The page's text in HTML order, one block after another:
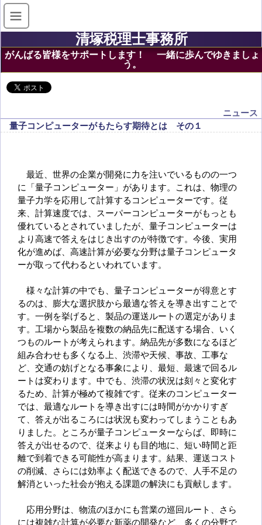
清塚税理士事務所
がんばる皆様をサポートします！ 一緒に歩んでゆきましょ
う。
ニュース
量子コンピューターがもたらす期待とは その１
最近、世界の企業が開発に力を注いでいるものの一つ
に「量子コンピューター」があります。これは、物理の
量子力学を応用して計算するコンピューターです。従
来、計算速度では、スーパーコンピューターがもっとも
優れているとされていましたが、量子コンピューターは
より高速で答えをはじき出すのが特徴です。今後、実用
化が進めば、高速計算が必要な分野は量子コンピュータ
ーが取って代わるといわれています。
様々な計算の中でも、量子コンピューターが得意とす
るのは、膨大な選択肢から最適な答えを導き出すことで
す。一例を挙げると、製品の運送ルートの選定がありま
す。工場から製品を複数の納品先に配送する場合、いく
つものルートが考えられます。納品先が多数になるほど
組み合わせも多くなる上、渋滞や天候、事故、工事な
ど、交通の妨げとなる事象により、最短、最速で回るル
ートは変わります。中でも、渋滞の状況は刻々と変化す
るため、計算が極めて複雑です。従来のコンピューター
では、最適なルートを導き出すには時間がかかりすぎ
て、答えが出るころには状況も変わってしまうこともあ
りました。ところが量子コンピューターならば、即時に
答えが出せるので、従来よりも目的地に、短い時間と距
離で到着できる可能性が高まります。結果、運送コスト
の削減、さらには効率よく配送できるので、人手不足の
解消といった社会が抱える課題の解決にも貢献します。
応用分野は、物流のほかにも営業の巡回ルート、さら
には複雑な計算が必要な新薬の開発など、多くの分野で